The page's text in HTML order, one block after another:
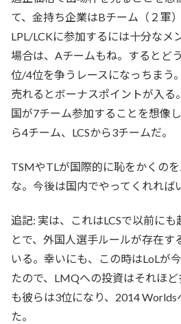
て、金持ち企業はBチーム（２軍
LPL/LCKに参加するには十分なメ
場合は、Aチームもね。するとど
位/4位を争うレースになっちまう
売れるとボーナスポイントが入る
国が7チーム参加することを想像
ら4チーム、LCSから3チームだ。
TSMやTLが国際的に恥をかくの
な。今後は国内でやってくれれば
追記: 実は、これはLCSで以前に
とで、外国人選手ルールが存在す
いる。幸いにも、この時はLoLが
たので、LMQへの投資はそれほ
も彼らは3位になり、2014 Worlds
た。